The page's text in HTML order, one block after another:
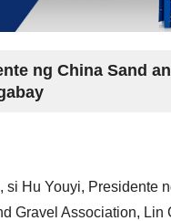
ng China Sand
si Hu Youyi, Presidente
Gravel Association,